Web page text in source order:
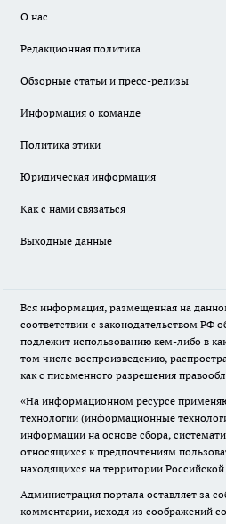
О нас
Редакционная политика
Обзорные статьи и пресс-релизы
Информация о команде
Политика этики
Юридическая информация
Как с нами связаться
Выходные данные
Вся информация, размещенная на
соответствии с законодательством РФ
подлежит использованию кем-либо в
том числе воспроизведению,
как с письменного разрешения
«На информационном ресурсе
технологии (информационные
информации на основе сбора,
относящихся к предпочтениям
находящихся на территории
Администрация портала оставляет за
комментарии, исходя из соображений